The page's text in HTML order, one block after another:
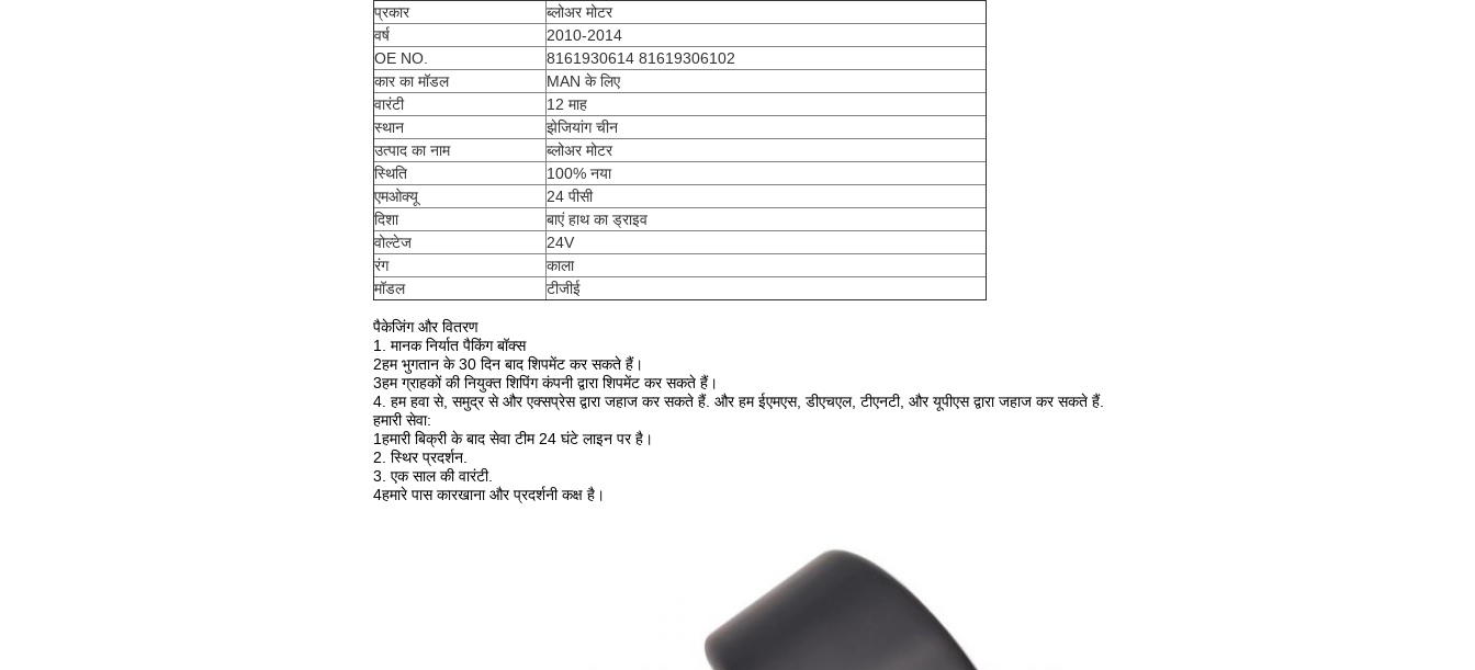
प्रकार
ब्लोअर मोटर
वर्ष
2010-2014
OE NO.
8161930614 81619306102
कार का मॉडल
MAN के लिए
वारंटी
12 माह
स्थान
झेजियांग चीन
उत्पाद का नाम
ब्लोअर मोटर
स्थिति
100% नया
एमओक्यू
24 पीसी
दिशा
बाएं हाथ का ड्राइव
वोल्टेज
24V
रंग
काला
मॉडल
टीजीई
पैकेजिंग और वितरण
1. मानक निर्यात पैकिंग बॉक्स
2हम भुगतान के 30 दिन बाद शिपमेंट कर सकते हैं।
3हम ग्राहकों की नियुक्त शिपिंग कंपनी द्वारा शिपमेंट कर सकते हैं।
4. हम हवा से, समुद्र से और एक्सप्रेस द्वारा जहाज कर सकते हैं. और हम ईएमएस, डीएचएल, टीएनटी, और यूपीएस द्वारा जहाज कर सकते हैं.
हमारी सेवा:
1हमारी बिक्री के बाद सेवा टीम 24 घंटे लाइन पर है।
2. स्थिर प्रदर्शन.
3. एक साल की वारंटी.
4हमारे पास कारखाना और प्रदर्शनी कक्ष है।